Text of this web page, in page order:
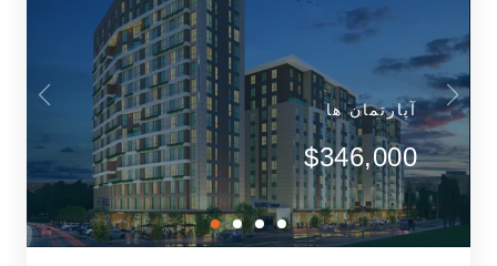
آپارتمان ها
$346,000